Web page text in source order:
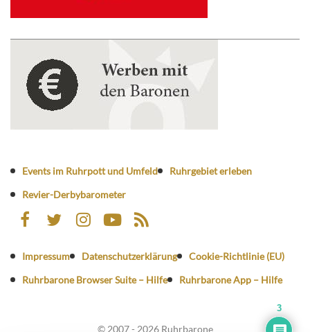
Events im Ruhrpott und Umfeld
Ruhrgebiet erleben
Revier-Derbybarometer
Impressum Datenschutzerklärung
Cookie-Richtlinie (EU)
Ruhrbarone Browser Suite – Hilfe
Ruhrbarone App – Hilfe
© 2007 - 2026 Ruhrbarone
3